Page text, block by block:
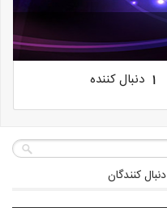
1 دنبال کننده
دنبال کنندگان